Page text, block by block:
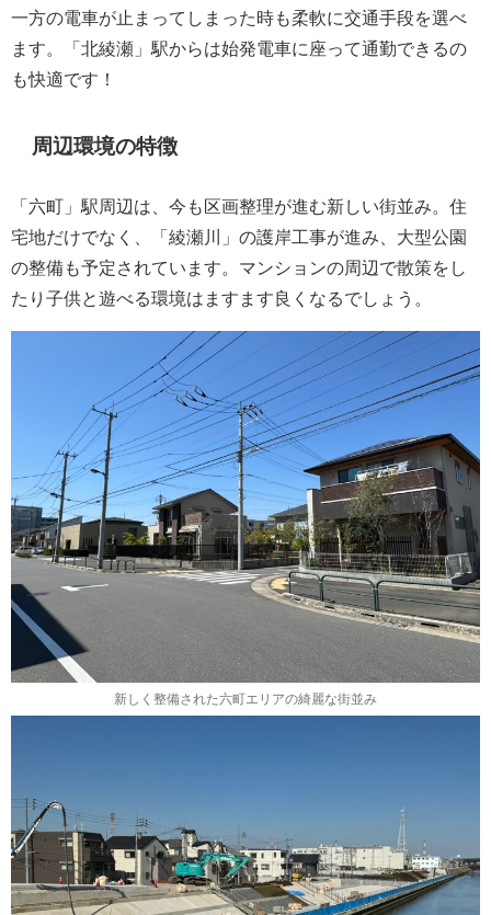
一方の電車が止まってしまった時も柔軟に交通手段を選べ
ます。「北綾瀬」駅からは始発電車に座って通勤できるの
も快適です！
周辺環境の特徴
「六町」駅周辺は、今も区画整理が進む新しい街並み。住
宅地だけでなく、「綾瀬川」の護岸工事が進み、大型公園
の整備も予定されています。マンションの周辺で散策をし
たり子供と遊べる環境はますます良くなるでしょう。
新しく整備された六町エリアの綺麗な街並み